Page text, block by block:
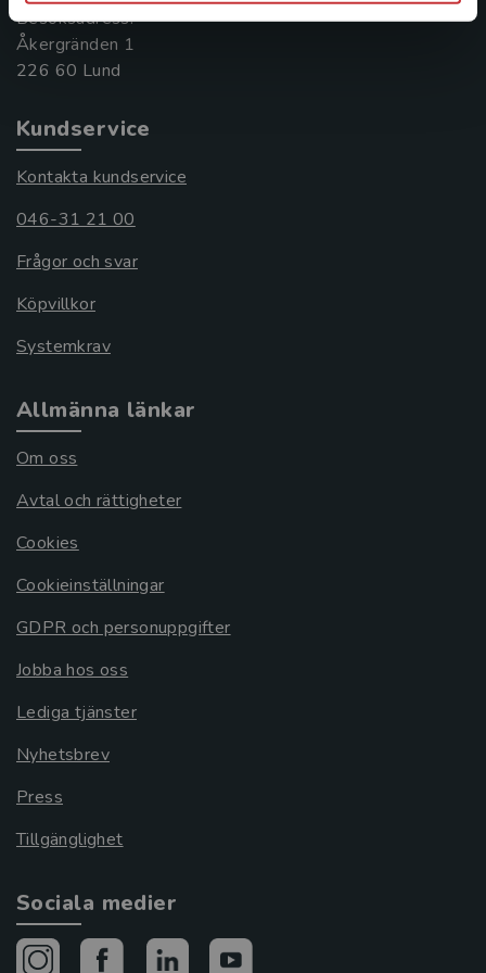
Besöksadress:
Åkergränden 1
Kundservice
Kontakta kundservice
046-31 21 00
Frågor och svar
Köpvillkor
Systemkrav
Allmänna länkar
Om oss
Avtal och rättigheter
Cookies
Cookieinställningar
GDPR och personuppgifter
Jobba hos oss
Lediga tjänster
Nyhetsbrev
Press
Tillgänglighet
Sociala medier